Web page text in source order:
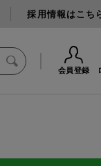
採用情報はこち
会員登録